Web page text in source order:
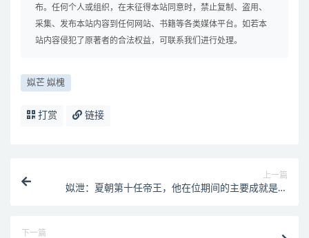
布。任何个人或组织，在未征得本站同意时，禁止复制、盗用、
采集、发布本站内容到任何网站、书籍等各类媒体平台。如若本
站内容侵犯了原著者的合法权益，可联系我们进行处理。
姒芒 姒槐
打赏 链接
上一篇
姒泄：夏朝第十任帝王，他在位期间的主要成就是什
下一篇